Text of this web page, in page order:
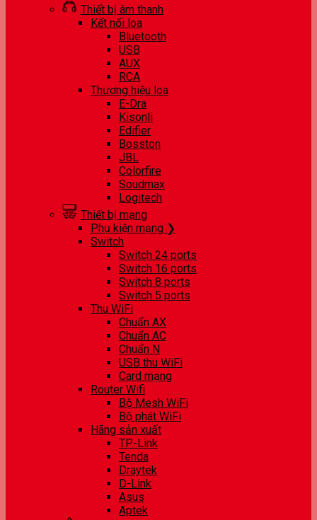
Thiết bị âm thanh
Kết nối loa
Bluetooth
USB
AUX
RCA
Thương hiệu loa
E-Dra
Kisonli
Edifier
Bosston
JBL
Colorfire
Soudmax
Logitech
Thiết bị mạng
Phụ kiện mạng ❯
Switch
Switch 24 ports
Switch 16 ports
Switch 8 ports
Switch 5 ports
Thu WiFi
Chuẩn AX
Chuẩn AC
Chuẩn N
USB thu WiFi
Card mạng
Router Wifi
Bộ Mesh WiFi
Bộ phát WiFi
Hãng sản xuất
TP-Link
Tenda
Draytek
D-Link
Asus
Aptek